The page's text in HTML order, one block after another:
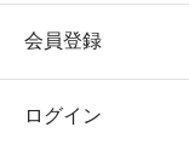
会員登録
ログイン